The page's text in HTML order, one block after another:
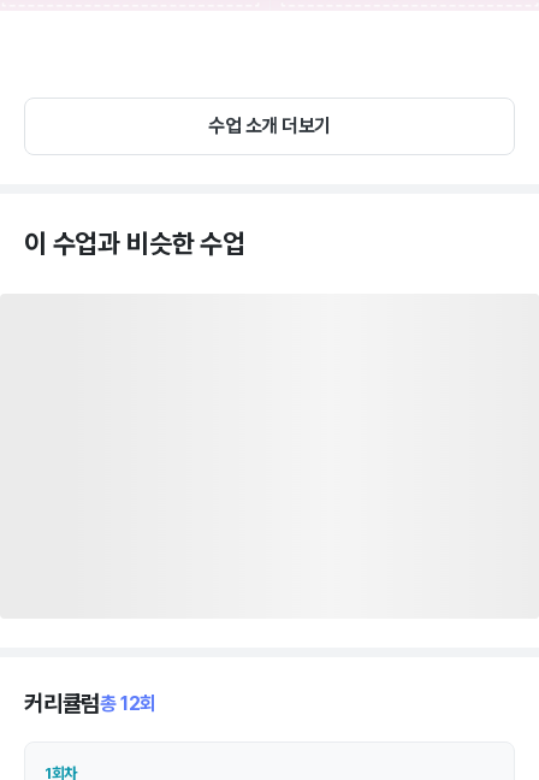
수업 소개 더보기
이 수업과 비슷한 수업
커리큘럼총 12회
1회차